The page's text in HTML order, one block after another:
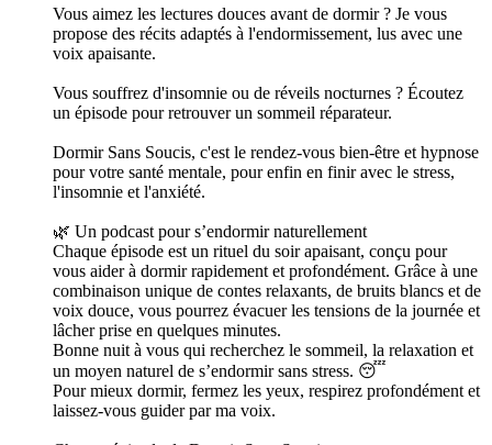
Vous aimez les lectures douces avant de dormir ? Je vous
propose des récits adaptés à l'endormissement, lus avec une
voix apaisante.
Vous souffrez d'insomnie ou de réveils nocturnes ? Écoutez
un épisode pour retrouver un sommeil réparateur.
Dormir Sans Soucis, c'est le rendez-vous bien-être et hypnose
pour votre santé mentale, pour enfin en finir avec le stress,
l'insomnie et l'anxiété.
🌿 Un podcast pour s’endormir naturellement
Chaque épisode est un rituel du soir apaisant, conçu pour
vous aider à dormir rapidement et profondément. Grâce à une
combinaison unique de contes relaxants, de bruits blancs et de
voix douce, vous pourrez évacuer les tensions de la journée et
lâcher prise en quelques minutes.
Bonne nuit à vous qui recherchez le sommeil, la relaxation et
un moyen naturel de s’endormir sans stress. 😴
Pour mieux dormir, fermez les yeux, respirez profondément et
laissez-vous guider par ma voix.